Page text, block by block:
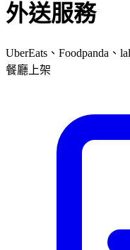
外送服務
UberEats、Foodpanda、
餐廳上架